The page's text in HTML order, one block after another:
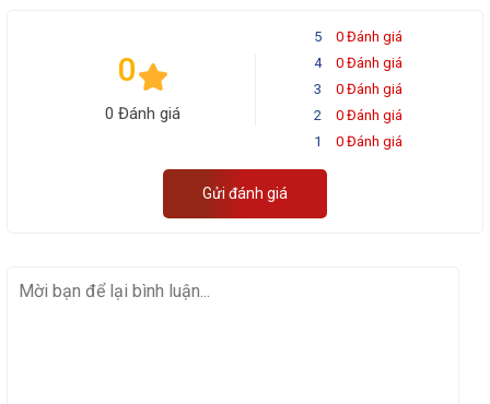
0
0 Đánh giá
5
0 Đánh giá
4
0 Đánh giá
3
0 Đánh giá
2
0 Đánh giá
1
0 Đánh giá
Gửi đánh giá